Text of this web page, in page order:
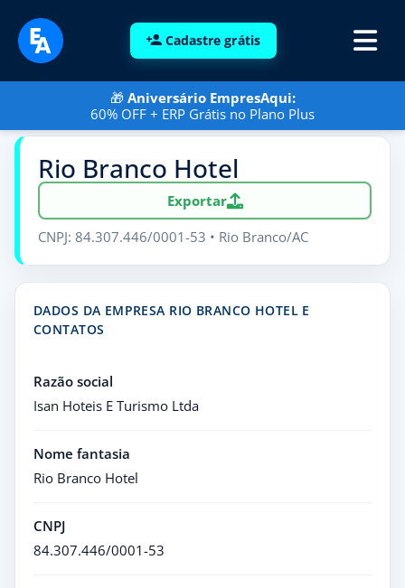
Cadastre grátis
🎁 Aniversário EmpresAqui:
60% OFF + ERP Grátis no Plano Plus
Rio Branco Hotel
Exportar
CNPJ: 84.307.446/0001-53 • Rio Branco/AC
DADOS DA EMPRESA RIO BRANCO HOTEL E
CONTATOS
Razão social
Isan Hoteis E Turismo Ltda
Nome fantasia
Rio Branco Hotel
CNPJ
84.307.446/0001-53